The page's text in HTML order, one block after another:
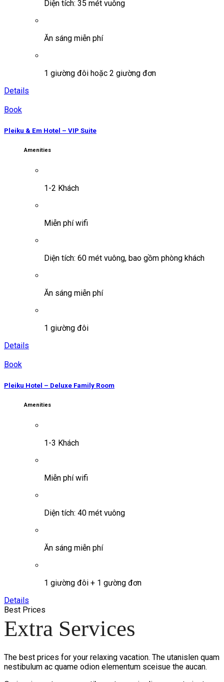
Diện tích: 35 mét vuông
Ăn sáng miễn phí
1 giường đôi hoặc 2 giường đơn
Details
Book
Pleiku & Em Hotel – VIP Suite
Amenities
1-2 Khách
Miễn phí wifi
Diện tích: 60 mét vuông, bao gồm phòng khách
Ăn sáng miễn phí
1 giường đôi
Details
Book
Pleiku Hotel – Deluxe Family Room
Amenities
1-3 Khách
Miễn phí wifi
Diện tích: 40 mét vuông
Ăn sáng miễn phí
1 giường đôi + 1 gường đơn
Details
Best Prices
Extra Services
The best prices for your relaxing vacation. The utanislen quam
nestibulum ac quame odion elementum sceisue the aucan.